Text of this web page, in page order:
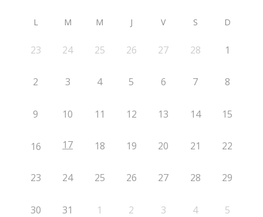
L M M J V S D
23 24 25 26 27 28 1
2 3 4 5 6 7 8
9 10 11 12 13 14 15
16 17 18 19 20 21 22
23 24 25 26 27 28 29
30 31 1 2 3 4 5